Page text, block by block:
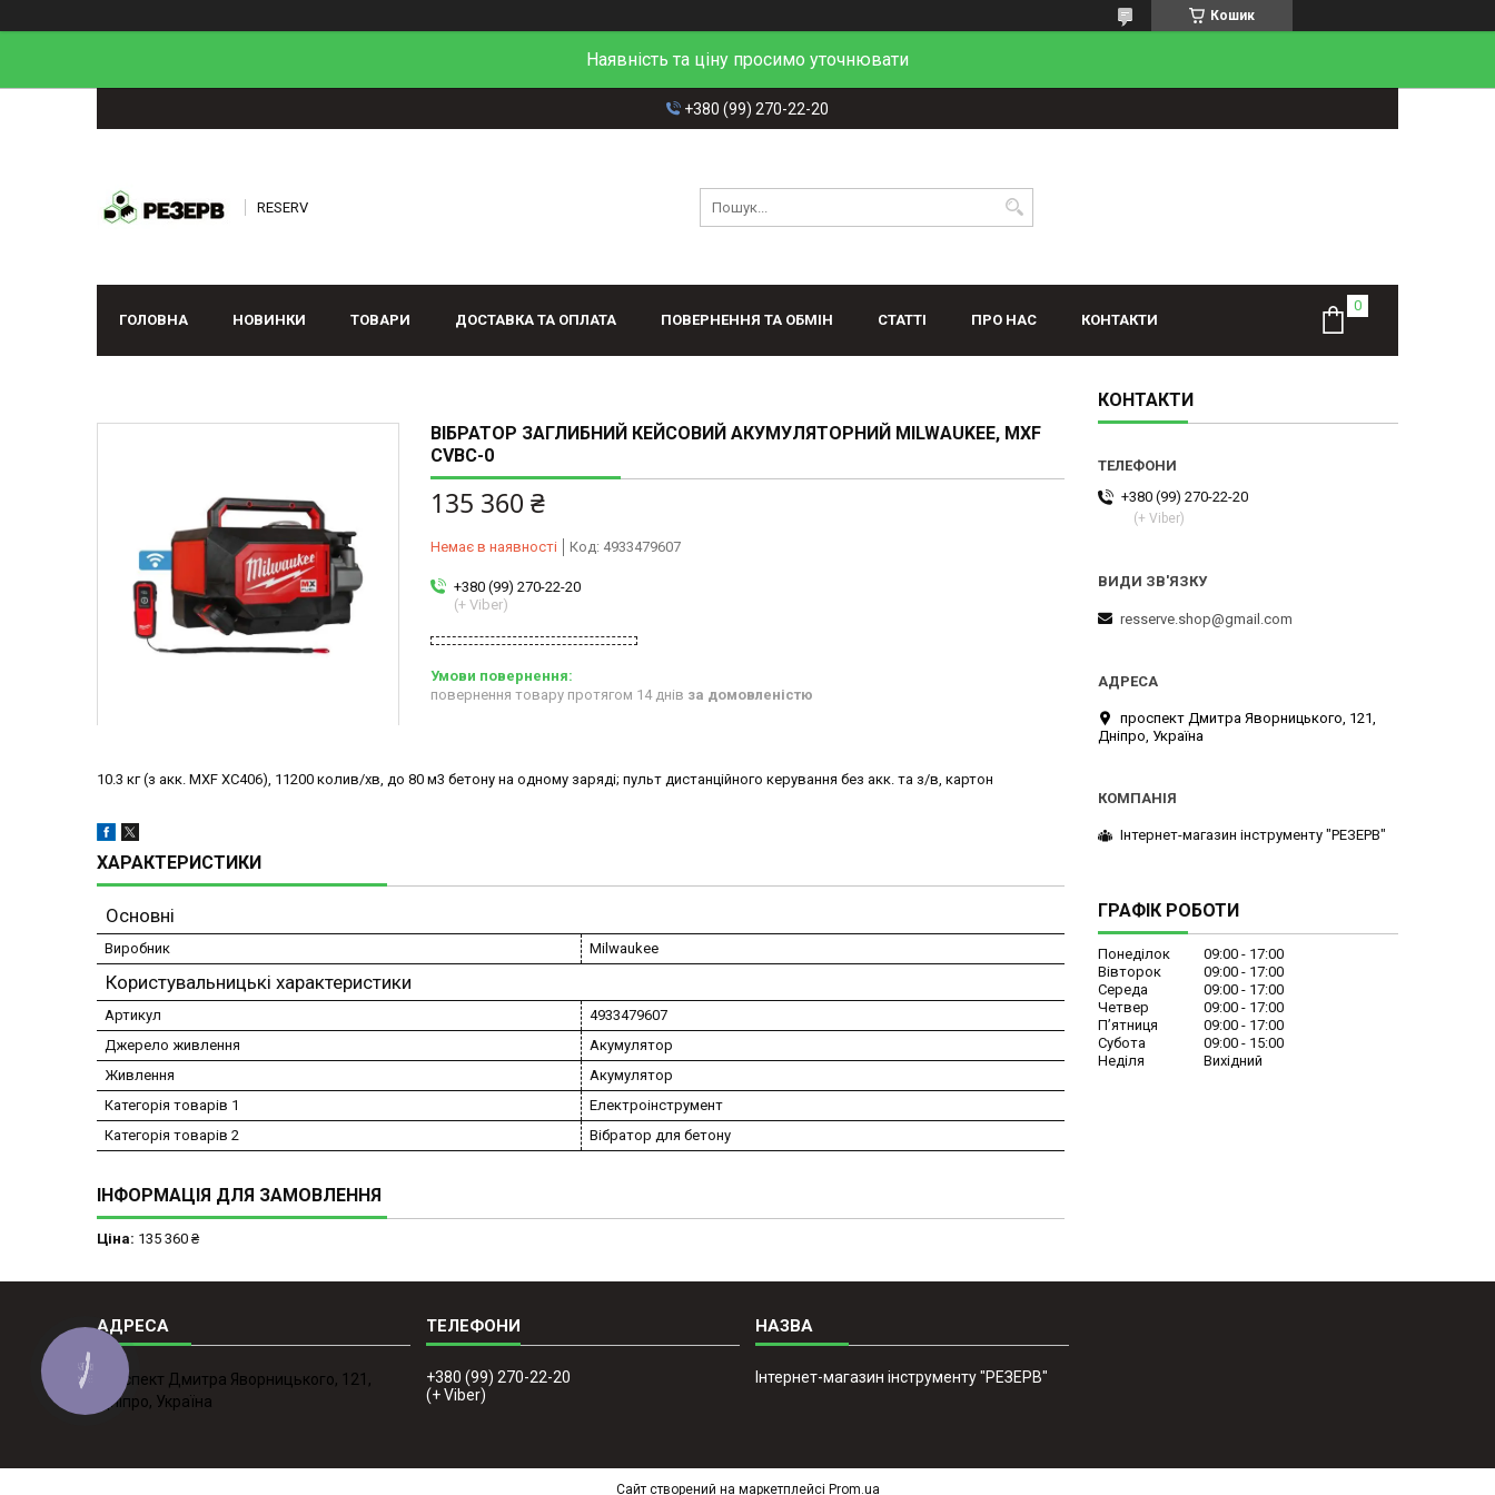
Кошик
Наявність та ціну просимо уточнювати
+380 (99) 270-22-20
RESERV
ГОЛОВНА НОВИНКИ ТОВАРИ ДОСТАВКА ТА ОПЛАТА ПОВЕРНЕННЯ ТА ОБМІН СТАТТІ ПРО НАС КОНТАКТИ
ВІБРАТОР ЗАГЛИБНИЙ КЕЙСОВИЙ АКУМУЛЯТОРНИЙ MILWAUKEE, MXF
CVBC-0
135 360 ₴
Немає в наявності Код: 4933479607
+380 (99) 270-22-20
(+ Viber)
повернення товару протягом 14 днів за домовленістю
10.3 кг (з акк. MXF XC406), 11200 колив/хв, до 80 м3 бетону на одному заряді; пульт дистанційного керування без акк. та з/в, картон
ХАРАКТЕРИСТИКИ
Основні
Виробник Milwaukee
Користувальницькі характеристики
Артикул
4933479607
Джерело живлення
Акумулятор
Живлення
Акумулятор
Категорія товарів 1
Електроінструмент
Категорія товарів 2
Вібратор для бетону
ІНФОРМАЦІЯ ДЛЯ ЗАМОВЛЕННЯ
Ціна: 135 360 ₴
КОНТАКТИ
+380 (99) 270-22-20
(+ Viber)
resserve.shop@gmail.com
проспект Дмитра Яворницького, 121,
Дніпро, Україна
Інтернет-магазин інструменту "РЕЗЕРВ"
ГРАФІК РОБОТИ
Понеділок 09:00
17:00
Вівторок
09:00
17:00
Середа
09:00
17:00
Четвер
09:00
17:00
Пʼятниця
09:00
17:00
Субота
09:00
15:00
Неділя
Вихідний
проспект Дмитра Яворницького, 121,
Дніпро, Україна
+380 (99) 270-22-20
(+ Viber)
Інтернет-магазин інструменту "РЕЗЕРВ"
Сайт створений на маркетплейсі Prom.ua
КНОПКА
ЗВ'ЯЗКУ